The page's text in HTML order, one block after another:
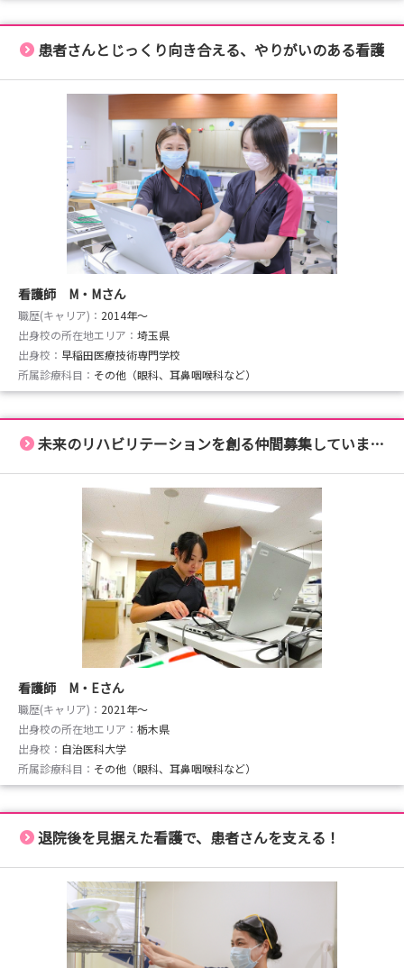
・病院の特徴や雰囲気
・先輩看護師Q＆A 等
患者さんとじっくり向き合える、やりがいのある看護
看護師 M・Mさん
職歴(キャリア)： 2014年〜
出身校の所在地エリア： 埼玉県
出身校： 早稲田医療技術専門学校
所属診療科目： その他（眼科、耳鼻咽喉科など）
未来のリハビリテーションを創る仲間募集しています！
看護師 M・Eさん
職歴(キャリア)： 2021年〜
出身校の所在地エリア： 栃木県
出身校： 自治医科大学
所属診療科目： その他（眼科、耳鼻咽喉科など）
退院後を見据えた看護で、患者さんを支える！